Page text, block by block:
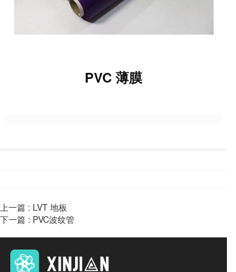
PVC 薄膜
上一篇 : LVT 地板
下一篇 : PVC波纹管